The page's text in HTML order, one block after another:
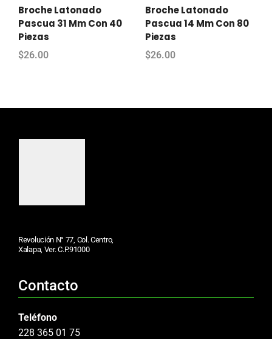
Broche Latonado
Pascua 31 Mm Con 40
Piezas
$26.00
Broche Latonado
Pascua 14 Mm Con 80
Piezas
$26.00
Revolución N° 77, Col. Centro,
Xalapa, Ver. C.P.91000
Contacto
Teléfono
228 365 01 75